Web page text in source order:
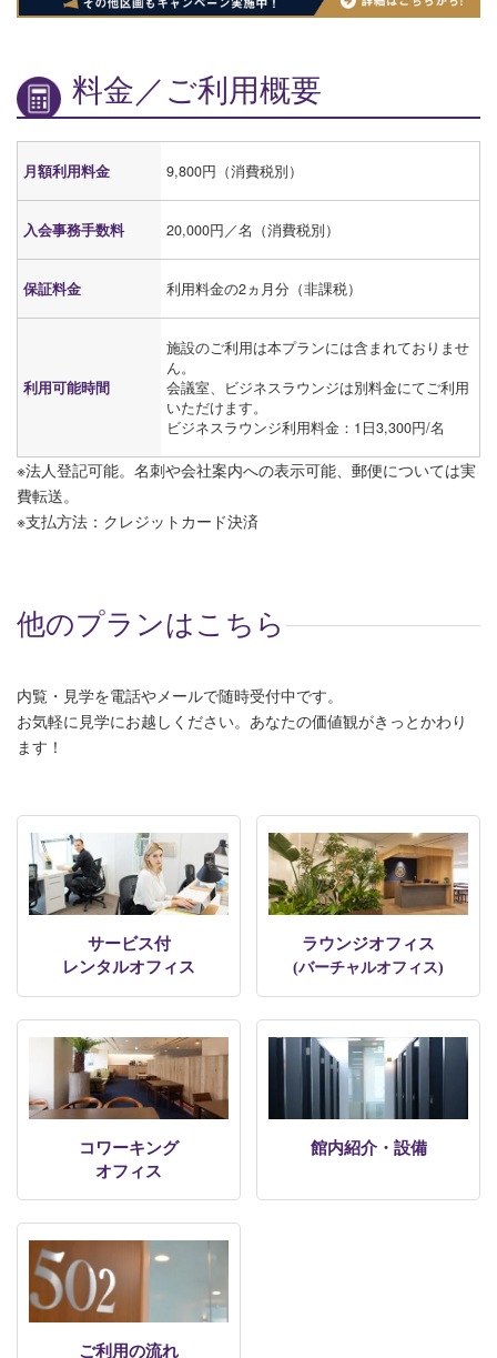
料金／ご利用概要
月額利用料金 9,800円（消費税別）
入会事務手数料 20,000円／名（消費税別）
保証料金 利用料金の2ヵ月分（非課税）
利用可能時間
施設のご利用は本プランには含まれておりませ
ん。
会議室、ビジネスラウンジは別料金にてご利用
いただけます。
ビジネスラウンジ利用料金：1日3,300円/名
※法人登記可能。名刺や会社案内への表示可能、郵便については実
費転送。
※支払方法：クレジットカード決済
他のプランはこちら
内覧・見学を電話やメールで随時受付中です。
お気軽に見学にお越しください。あなたの価値観がきっとかわり
ます！
サービス付
レンタルオフィス
ラウンジオフィス
(バーチャルオフィス)
コワーキング
オフィス
館内紹介・設備
ご利用の流れ